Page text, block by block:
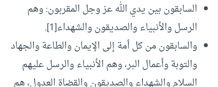
السابقون بين يدي الله عز وجل المقربون: وهم
الرسل والأنبياء والصديقون والشهداء[1]
.
والسابقون من كل أمة إلى الإيمان والطاعة والجهاد
والتوبة وأعمال البر، وهم الأنبياء والرسل عليهم
السلام والشهداء والصديقون والقضاة العدول، هم